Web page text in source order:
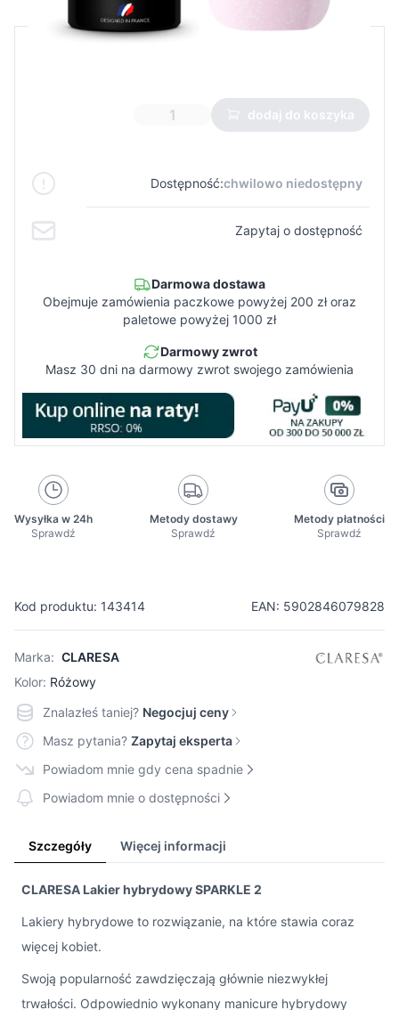
Kod produktu: 143414 EAN: 5902846079828
Marka: CLARESA
Kolor: Różowy
Cena B2B
dodaj do koszyka
Dostępność:chwilowo niedostępny
Zapytaj o dostępność
Darmowa dostawa
Obejmuje zamówienia paczkowe powyżej 200 zł oraz
paletowe powyżej 1000 zł
Darmowy zwrot
Masz 30 dni na darmowy zwrot swojego zamówienia
Wysyłka w 24h
Sprawdź
Metody dostawy
Sprawdź
Metody płatności
Sprawdź
Znalazłeś taniej? Negocjuj ceny
Masz pytania? Zapytaj eksperta
Powiadom mnie gdy cena spadnie
Powiadom mnie o dostępności
Szczegóły Więcej informacji
CLARESA Lakier hybrydowy SPARKLE 2
Lakiery hybrydowe to rozwiązanie, na które stawia coraz
więcej kobiet.
Swoją popularność zawdzięczają głównie niezwykłej
trwałości. Odpowiednio wykonany manicure hybrydowy